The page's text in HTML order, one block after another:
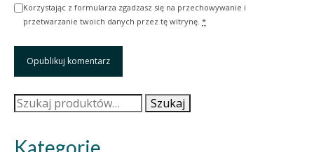
Korzystając z formularza zgadzasz się na przechowywanie i
przetwarzanie twoich danych przez tę witrynę. *
Szukaj: Szukaj
Kategorie